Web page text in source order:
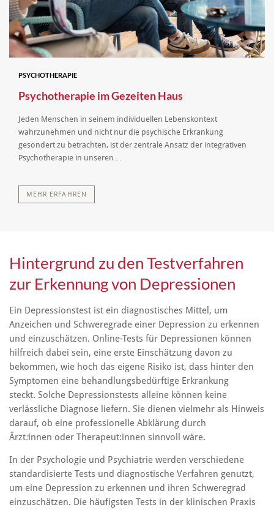
PSYCHOTHERAPIE
Psychotherapie im Gezeiten Haus
Jeden Menschen in seinem individuellen Lebenskontext
wahrzunehmen und nicht nur die psychische Erkrankung
gesondert zu betrachten, ist der zentrale Ansatz der integrativen
Psychotherapie in unseren…
MEHR ERFAHREN
Hintergrund zu den Testverfahren
zur Erkennung von Depressionen
Ein Depressionstest ist ein diagnostisches Mittel, um
Anzeichen und Schweregrade einer Depression zu erkennen
und einzuschätzen. Online-Tests für Depressionen können
hilfreich dabei sein, eine erste Einschätzung davon zu
bekommen, wie hoch das eigene Risiko ist, dass hinter den
Symptomen eine behandlungsbedürftige Erkrankung
steckt. Solche Depressionstests alleine können keine
verlässliche Diagnose liefern. Sie dienen vielmehr als Hinweis
darauf, ob eine professionelle Abklärung durch
Ärzt:innen oder Therapeut:innen sinnvoll wäre.
In der Psychologie und Psychiatrie werden verschiedene
standardisierte Tests und diagnostische Verfahren genutzt,
um eine Depression zu erkennen und ihren Schweregrad
einzuschätzen. Die häufigsten Tests in der klinischen Praxis